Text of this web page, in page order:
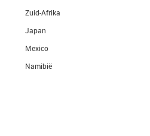
Zuid-Afrika
Japan
Mexico
Namibië